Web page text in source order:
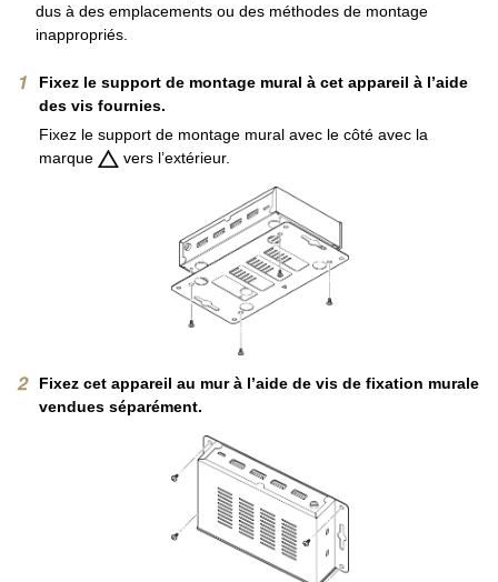
dus à des emplacements ou des méthodes de montage
inappropriés.
Fixez le support de montage mural à cet appareil à l’aide
des vis fournies.
Fixez le support de montage mural avec le côté avec la
marque
vers l’extérieur.
Fixez cet appareil au mur à l’aide de vis de fixation murale
vendues séparément.